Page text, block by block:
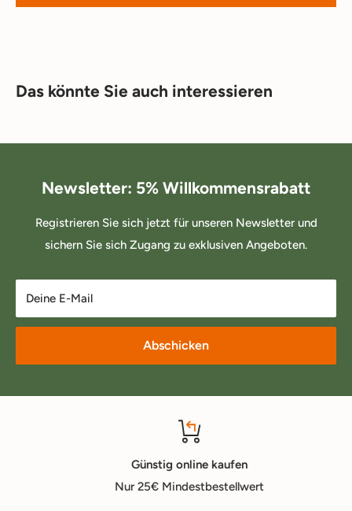
Das könnte Sie auch interessieren
Newsletter: 5% Willkommensrabatt
Registrieren Sie sich jetzt für unseren Newsletter und
sichern Sie sich Zugang zu exklusiven Angeboten.
Deine E-Mail
Abschicken
Günstig online kaufen
Nur 25€ Mindestbestellwert